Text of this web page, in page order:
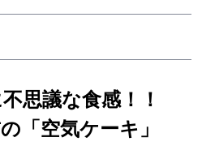
思議な食感！！
「空気ケーキ」